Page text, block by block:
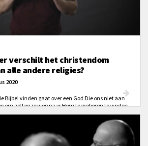
verschilt het christendom
alle andere religies?
2020
Bijbel vinden gaat over een God Die ons niet aan
om zelf onze weg naar Hem te proberen te vinden.